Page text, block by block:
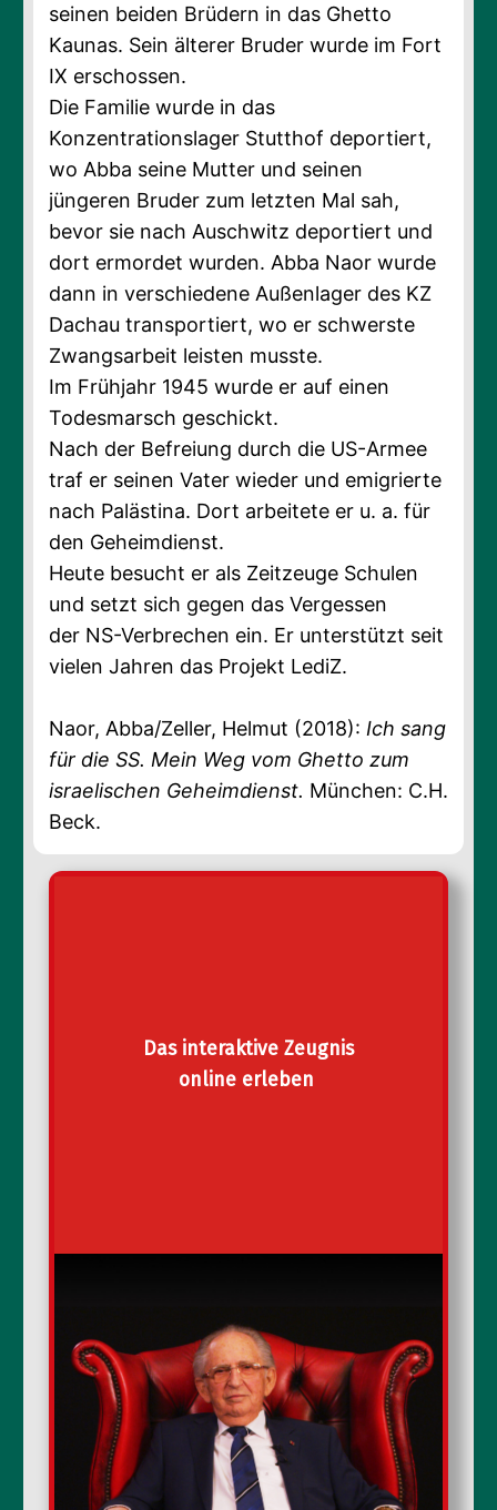
seinen beiden Brüdern in das Ghetto
Kaunas. Sein älterer Bruder wurde im Fort
IX erschossen.
Die Familie wurde in das
Konzentrationslager Stutthof deportiert,
wo Abba seine Mutter und seinen
jüngeren Bruder zum letzten Mal sah,
bevor sie nach Auschwitz deportiert und
dort ermordet wurden. Abba Naor wurde
dann in verschiedene Außenlager des KZ
Dachau transportiert, wo er schwerste
Zwangsarbeit leisten musste.
Im Frühjahr 1945 wurde er auf einen
Todesmarsch geschickt.
Nach der Befreiung durch die US-Armee
traf er seinen Vater wieder und emigrierte
nach Palästina. Dort arbeitete er u. a. für
den Geheimdienst.
Heute besucht er als Zeitzeuge Schulen
und setzt sich gegen das Vergessen
der NS-Verbrechen ein. Er unterstützt seit
vielen Jahren das Projekt LediZ.
Naor, Abba/Zeller, Helmut (2018): Ich sang
für die SS. Mein Weg vom Ghetto zum
israelischen Geheimdienst. München: C.H.
Beck.
Das interaktive Zeugnis
online erleben